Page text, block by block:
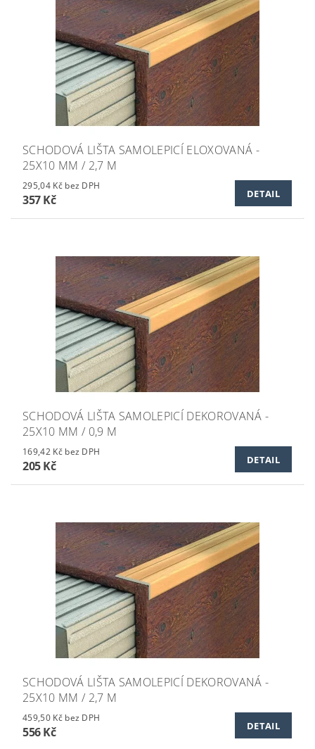
SCHODOVÁ LIŠTA SAMOLEPICÍ ELOXOVANÁ -
25X10 MM / 2,7 M
295,04 Kč bez DPH
357 Kč DETAIL
SCHODOVÁ LIŠTA SAMOLEPICÍ DEKOROVANÁ -
25X10 MM / 0,9 M
169,42 Kč bez DPH
205 Kč DETAIL
SCHODOVÁ LIŠTA SAMOLEPICÍ DEKOROVANÁ -
25X10 MM / 2,7 M
459,50 Kč bez DPH
556 Kč DETAIL